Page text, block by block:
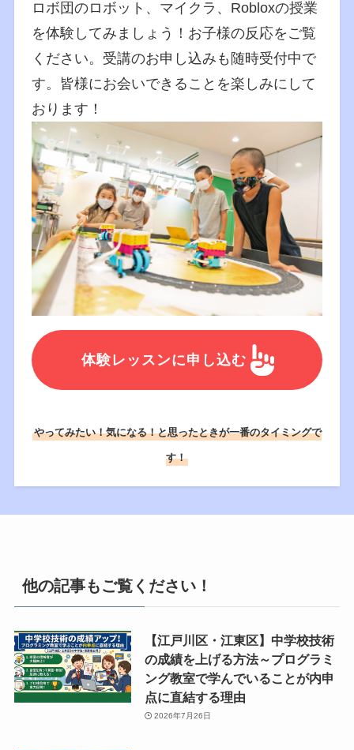
ロボ団のロボット、マイクラ、Robloxの授業
を体験してみましょう！お子様の反応をご覧
ください。受講のお申し込みも随時受付中で
す。皆様にお会いできることを楽しみにして
おります！
体験レッスンに申し込む
やってみたい！気になる！と思ったときが一番のタイミングで
す！
他の記事もご覧ください！
【江戸川区・江東区】中学校技術
の成績を上げる方法～プログラミ
ング教室で学んでいることが内申
点に直結する理由
2026年7月26日